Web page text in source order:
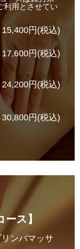
利用とさせてい
15,400円(税込)
円(税込)
円(税込)
円(税込)
ス】
ンパマッサ